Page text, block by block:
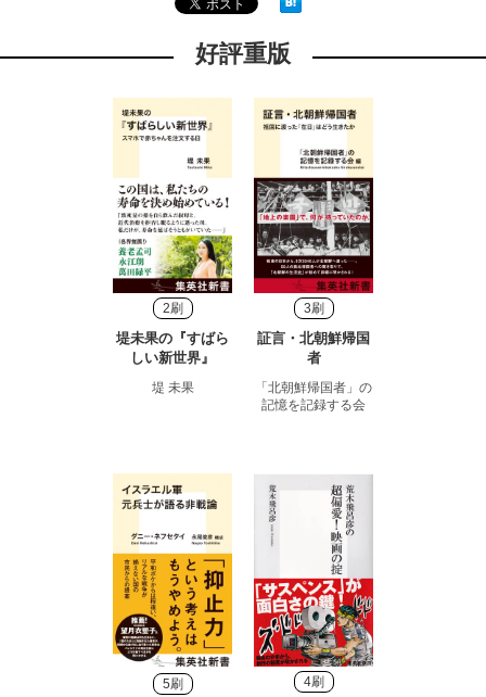
好評重版
2刷
堤未果の『すばら
しい新世界』
堤 未果
3刷
証言・北朝鮮帰国
者
「北朝鮮帰国者」の
記憶を記録する会
5刷 4刷